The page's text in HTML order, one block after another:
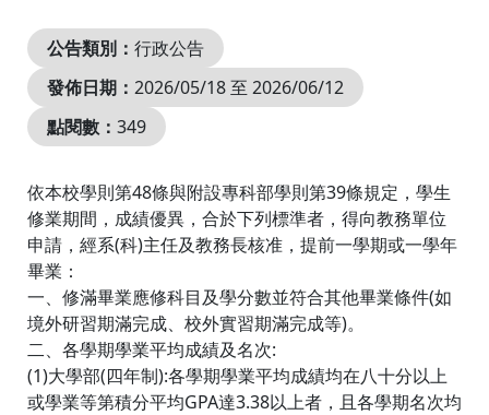
公告類別： 行政公告
發佈日期： 2026/05/18 至 2026/06/12
點閱數： 349
依本校學則第48條與附設專科部學則第39條規定，學生
修業期間，成績優異，合於下列標準者，得向教務單位
申請，經系(科)主任及教務長核准，提前一學期或一學年
畢業：
一、修滿畢業應修科目及學分數並符合其他畢業條件(如
境外研習期滿完成、校外實習期滿完成等)。
二、各學期學業平均成績及名次:
(1)大學部(四年制):各學期學業平均成績均在八十分以上
或學業等第積分平均GPA達3.38以上者，且各學期名次均